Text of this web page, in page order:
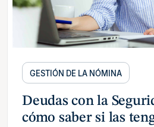
GESTIÓN DE LA NÓMINA
Deudas con la
cómo saber si las